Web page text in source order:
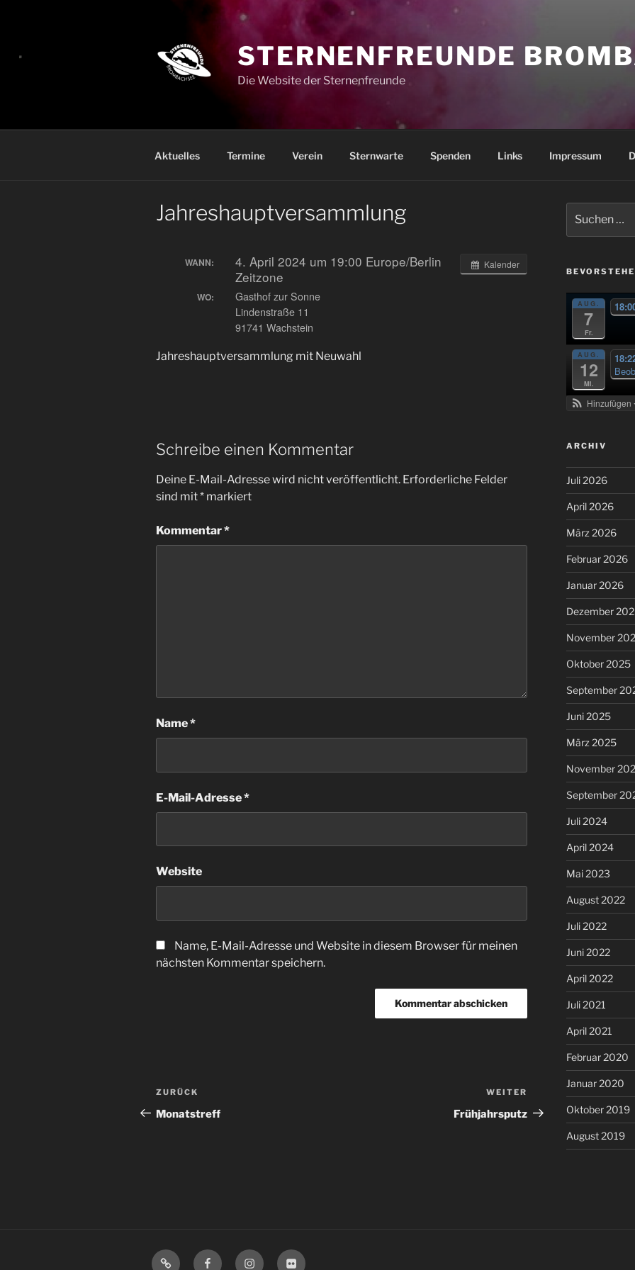
STERNENFREUNDE
Die Website der Sternenfreunde
Aktuelles Termine Verein Sternwarte Spenden Links Impressum
Jahreshauptversammlung
Kalender
WANN: 4. April 2024 um 19:00 Europe/Berlin
Zeitzone
WO:
Gasthof zur Sonne
Lindenstraße 11
91741 Wachstein
Jahreshauptversammlung mit Neuwahl
Schreibe einen Kommentar
Deine E-Mail-Adresse wird nicht veröffentlicht. Erforderliche Felder
sind mit* markiert
Kommentar*
Name*
E-Mail-Adresse*
Website
Name, E-Mail-Adresse und Website in diesem Browser für meinen
nächsten Kommentar speichern.
Beitragsnavigation
Vorheriger
Beitrag
ZURÜCK
Monatstreff
Nächster
Beitrag
WEITER
Frühjahrsputz
nach:
AUG.
7
Fr.
AUG.
12
Mi.
Hinzufügen
ARCHIV
Juli 2026
April 2026
März 2026
Februar 2026
Januar 2026
Dezember
November
Oktober 2025
September
Juni 2025
März 2025
November
September
Juli 2024
April 2024
Mai 2023
August 2022
Juli 2022
Juni 2022
April 2022
Juli 2021
April 2021
Februar 2020
Januar 2020
Oktober 2019
August 2019
MastodonFacebookInstagramFlickr